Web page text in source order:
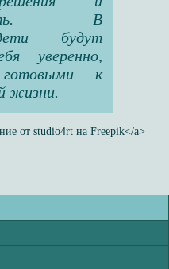
В
будут
уверенно,
к
жизни.
от studio4rt на Freepik</a>